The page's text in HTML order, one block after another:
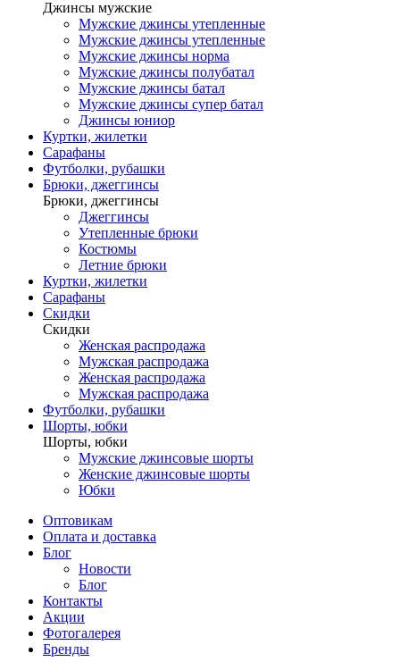
Джинсы мужские
Мужские джинсы утепленные
Мужские джинсы утепленные
Мужские джинсы норма
Мужские джинсы полубатал
Мужские джинсы батал
Мужские джинсы супер батал
Джинсы юниор
Куртки, жилетки
Сарафаны
Футболки, рубашки
Брюки, джеггинсы
Брюки, джеггинсы
Джеггинсы
Утепленные брюки
Костюмы
Летние брюки
Куртки, жилетки
Сарафаны
Скидки
Скидки
Женская распродажа
Мужская распродажа
Женская распродажа
Мужская распродажа
Футболки, рубашки
Шорты, юбки
Шорты, юбки
Мужские джинсовые шорты
Женские джинсовые шорты
Юбки
Оптовикам
Оплата и доставка
Блог
Новости
Блог
Контакты
Акции
Фотогалерея
Бренды